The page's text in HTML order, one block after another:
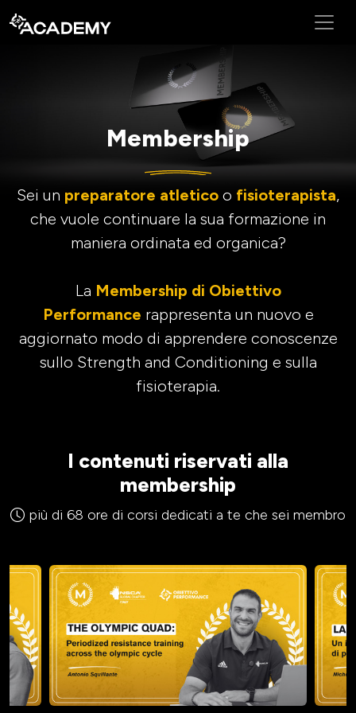
Membership
Sei un preparatore atletico o fisioterapista,
che vuole continuare la sua formazione in
maniera ordinata ed organica?
La Membership di Obiettivo
Performance rappresenta un nuovo e
aggiornato modo di apprendere conoscenze
sullo Strength and Conditioning e sulla
fisioterapia.
I contenuti riservati alla
membership
più di 68 ore di corsi dedicati a te che sei membro